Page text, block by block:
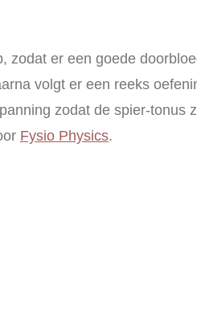
zodat er een goede
volgt er een reeks
zodat de spier-tonus
Fysio Physics.